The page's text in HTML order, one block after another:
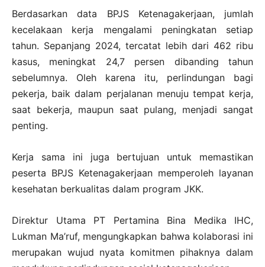
Berdasarkan data BPJS Ketenagakerjaan, jumlah
kecelakaan kerja mengalami peningkatan setiap
tahun. Sepanjang 2024, tercatat lebih dari 462 ribu
kasus, meningkat 24,7 persen dibanding tahun
sebelumnya. Oleh karena itu, perlindungan bagi
pekerja, baik dalam perjalanan menuju tempat kerja,
saat bekerja, maupun saat pulang, menjadi sangat
penting.
Kerja sama ini juga bertujuan untuk memastikan
peserta BPJS Ketenagakerjaan memperoleh layanan
kesehatan berkualitas dalam program JKK.
Direktur Utama PT Pertamina Bina Medika IHC,
Lukman Ma’ruf, mengungkapkan bahwa kolaborasi ini
merupakan wujud nyata komitmen pihaknya dalam